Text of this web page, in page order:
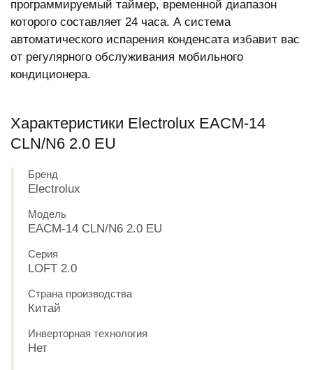
программируемый таймер, временной диапазон
которого составляет 24 часа. А система
автоматического испарения конденсата избавит вас
от регулярного обслуживания мобильного
кондиционера.
Характеристики Electrolux EACM-14
CLN/N6 2.0 EU
Бренд
Electrolux
Модель
EACM-14 CLN/N6 2.0 EU
Серия
LOFT 2.0
Страна производства
Китай
Инверторная технология
Нет